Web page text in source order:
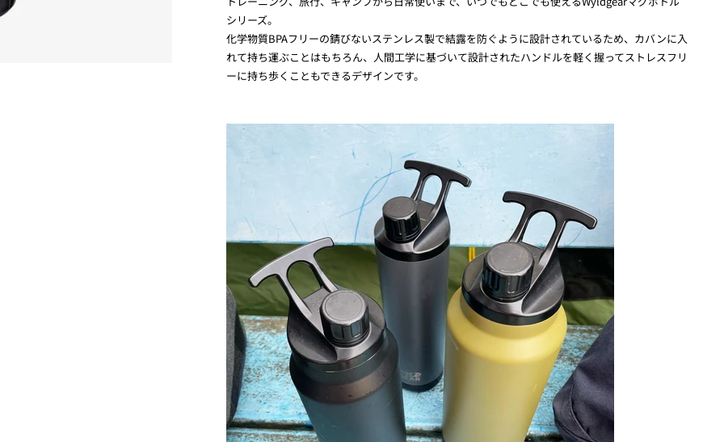
シリーズ。
化学物質BPAフリーの錆びないステンレス製で結露を防ぐように設計されているため、カバンに入
れて持ち運ぶことはもちろん、人間工学に基づいて設計されたハンドルを軽く握ってストレスフリ
ーに持ち歩くこともできるデザインです。